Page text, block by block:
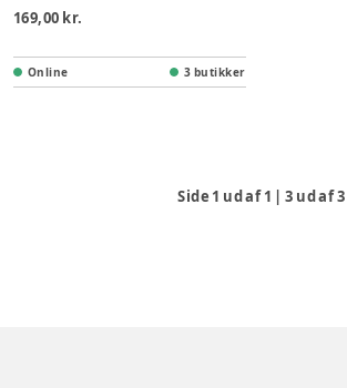
169,00 kr.
Online 3 butikker
Side 1 ud af1 |3 ud af3